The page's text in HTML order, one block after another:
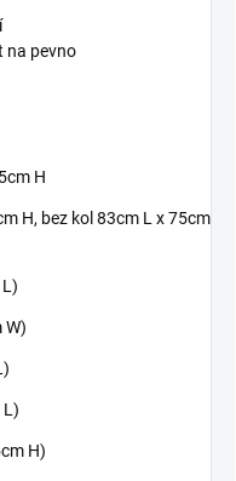
na pevno
H
H, bez kol 83cm L x 75cm
W)
L)
H)